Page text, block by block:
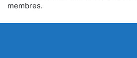
membres.